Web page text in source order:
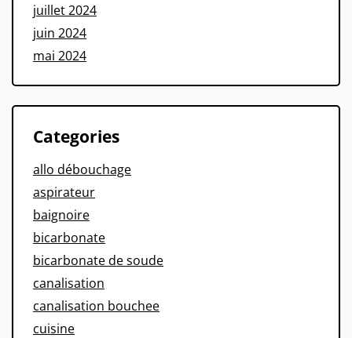
juillet 2024
juin 2024
mai 2024
Categories
allo débouchage
aspirateur
baignoire
bicarbonate
bicarbonate de soude
canalisation
canalisation bouchee
cuisine